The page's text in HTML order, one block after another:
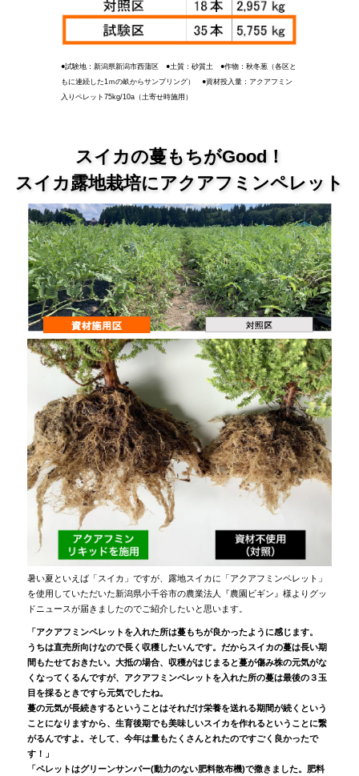
●試験地：新潟県新潟市西蒲区 ●土質：砂質土 ●作物：秋冬葱（各区と
もに連続した1ｍの畝からサンプリング） ●資材投入量：アクアフミン
入りペレット75kg/10a（土寄せ時施用）
スイカの蔓もちがGood！
スイカ露地栽培にアクアフミンペレット
暑い夏といえば「スイカ」ですが、露地スイカに「アクアフミンペレット」
を使用していただいた新潟県小千谷市の農業法人『農園ビギン』様よりグッ
ドニュースが届きましたのでご紹介したいと思います。
「アクアフミンペレットを入れた所は蔓もちが良かったように感じます。
うちは直売所向けなので長く収穫したいんです。だからスイカの蔓は長い期
間もたせておきたい。大抵の場合、収穫がはじまると蔓が傷み株の元気がな
くなってくるんですが、アクアフミンペレットを入れた所の蔓は最後の３玉
目を採るときですら元気でしたね。
蔓の元気が長続きするということはそれだけ栄養を送れる期間が続くという
ことになりますから、生育後期でも美味しいスイカを作れるということに繋
がるんですよ。そして、今年は量もたくさんとれたのですごく良かったで
す！」
「ペレットはグリーンサンパー(動力のない肥料散布機)で撒きました。肥料